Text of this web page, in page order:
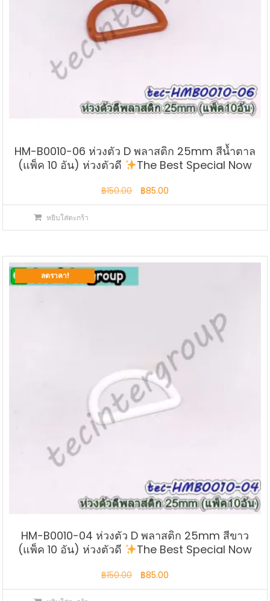
HM-B0010-06 ห่วงตัว D พลาสติก 25mm สีน้ำตาล
(แพ็ค 10 อัน) ห่วงตัวดี
The Best Special Now
฿150.00
Original
price
฿85.00
price
หยิบใส่ตะกร้า
ลดราคา!
HM-B0010-04 ห่วงตัว D พลาสติก 25mm สีขาว
(แพ็ค 10 อัน) ห่วงตัวดี
The Best Special Now
฿150.00
Original
price
฿85.00
price